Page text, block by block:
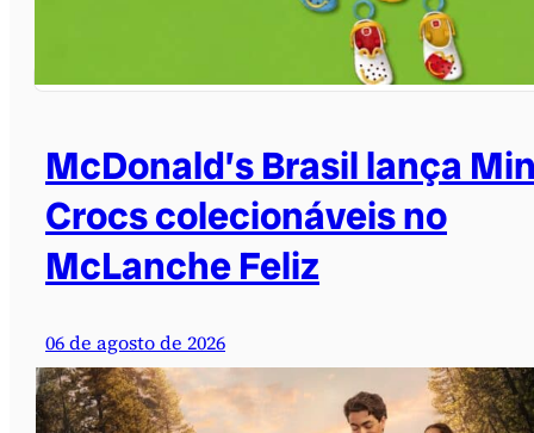
McDonald’s Brasil lança
Crocs colecionáveis no
McLanche Feliz
06 de agosto de 2026